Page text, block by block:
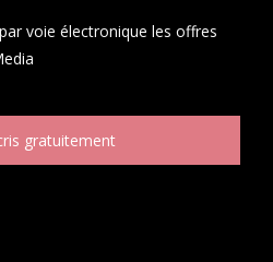
voie électronique les offres